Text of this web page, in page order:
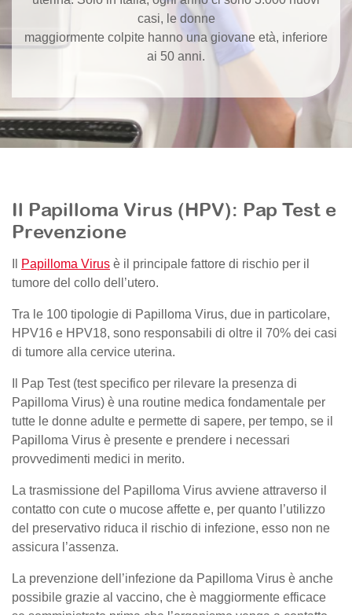
casi, le donne
maggiormente colpite hanno una giovane età, inferiore
ai 50 anni.
Il Papilloma Virus (HPV): Pap Test e
Prevenzione
Papilloma Virus è il principale fattore di rischio per il
tumore del collo dell’utero.
Tra le 100 tipologie di Papilloma Virus, due in particolare,
HPV16 e HPV18, sono responsabili di oltre il 70% dei casi
di tumore alla cervice uterina.
Il Pap Test (test specifico per rilevare la presenza di
Papilloma Virus) è una routine medica fondamentale per
tutte le donne adulte e permette di sapere, per tempo, se il
Papilloma Virus è presente e prendere i necessari
provvedimenti medici in merito.
La trasmissione del Papilloma Virus avviene attraverso il
contatto con cute o mucose affette e, per quanto l’utilizzo
del preservativo riduca il rischio di infezione, esso non ne
assicura l’assenza.
La prevenzione dell’infezione da Papilloma Virus è anche
possibile grazie al vaccino, che è maggiormente efficace